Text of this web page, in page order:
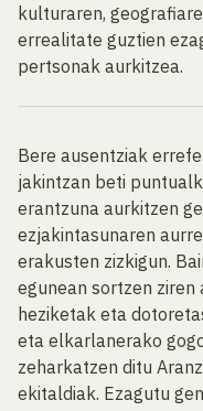
kulturaren,
errealitate guztien
pertsonak aurkitzea.
Bere ausentziak
jakintzan beti
erantzuna aurkitzen
ezjakintasunaren
erakusten zizkigun.
egunean sortzen ziren
heziketak eta
eta elkarlanerako
zeharkatzen ditu
ekitaldiak. Ezagutu